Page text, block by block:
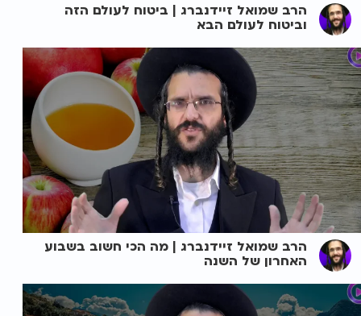
הרב שמואל זיידנברג | ביטוח לעולם הזה
וביטוח לעולם הבא
הרב שמואל זיידנברג | מה הכי חשוב בשבוע
האחרון של השנה